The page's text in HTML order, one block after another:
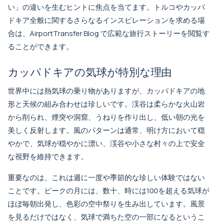
い」の違いを生むヒントに焦点を当てます。トルコやカッパ
ドキア全般に関するさらなるインスピレーションを求める場
合は、 AirportTransfer Blog で広範な旅行ストーリーを閲覧す
ることができます。
カッパドキアの気球が特別な理由
世界中には熱気球の乗り物がありますが、カッパドキアの地
形と天候の組み合わせは珍しいです。渓谷は柔らかな火山岩
から削られ、煙突や洞窟、うねりを作り出し、低い朝の光を
美しく反射します。風のパターンは通常、明け方において穏
やかで、気球が穏やかに漂い、渓谷や小さな村々の上で安全
な視野を維持できます。
重要なのは、これは週に一度や季節的な珍しい体験ではない
ことです。ピークの月には、数十、時には100を超える気球が
ほぼ毎朝出発し、色彩の空中祭りを生み出しています。風景
を見るだけではなく、気球で満ちた空の一部になるというこ